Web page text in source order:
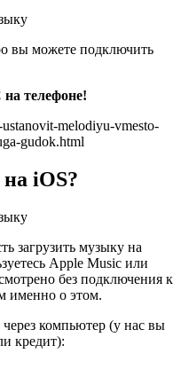
вы можете подключить
телефоне!
melodiyu-vmesto-
gudok.html
iOS?
загрузить музыку на
Apple Music или
без подключения к
именно о этом.
компьютер (у нас вы
кредит):